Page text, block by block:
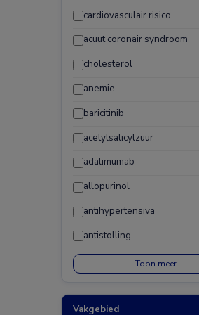
cardiovasculair risico
acuut coronair syndroom
cholesterol
anemie
baricitinib
acetylsalicylzuur
adalimumab
allopurinol
antihypertensiva
antistolling
Toon meer
Vakgebied